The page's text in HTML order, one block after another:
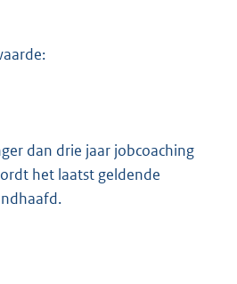
dan drie jaar jobcoaching
het laatst geldende